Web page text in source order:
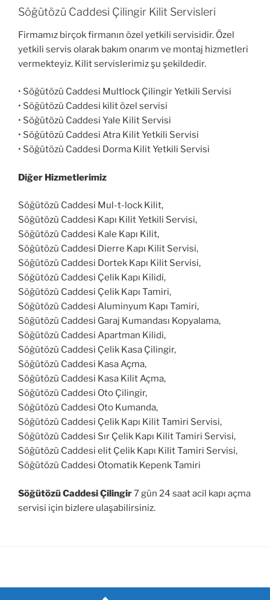
Söğütözü Caddesi Çilingir Kilit Servisleri
Firmamız birçok firmanın özel yetkili servisidir. Özel
yetkili servis olarak bakım onarım ve montaj hizmetleri
vermekteyiz. Kilit servislerimiz şu şekildedir.
• Söğütözü Caddesi Multlock Çilingir Yetkili Servisi
• Söğütözü Caddesi kilit özel servisi
• Söğütözü Caddesi Yale Kilit Servisi
• Söğütözü Caddesi Atra Kilit Yetkili Servisi
• Söğütözü Caddesi Dorma Kilit Yetkili Servisi
Diğer Hizmetlerimiz
Söğütözü Caddesi Mul-t-lock Kilit,
Söğütözü Caddesi Kapı Kilit Yetkili Servisi,
Söğütözü Caddesi Kale Kapı Kilit,
Söğütözü Caddesi Dierre Kapı Kilit Servisi,
Söğütözü Caddesi Dortek Kapı Kilit Servisi,
Söğütözü Caddesi Çelik Kapı Kilidi,
Söğütözü Caddesi Çelik Kapı Tamiri,
Söğütözü Caddesi Aluminyum Kapı Tamiri,
Söğütözü Caddesi Garaj Kumandası Kopyalama,
Söğütözü Caddesi Apartman Kilidi,
Söğütözü Caddesi Çelik Kasa Çilingir,
Söğütözü Caddesi Kasa Açma,
Söğütözü Caddesi Kasa Kilit Açma,
Söğütözü Caddesi Oto Çilingir,
Söğütözü Caddesi Oto Kumanda,
Söğütözü Caddesi Çelik Kapı Kilit Tamiri Servisi,
Söğütözü Caddesi Sır Çelik Kapı Kilit Tamiri Servisi,
Söğütözü Caddesi elit Çelik Kapı Kilit Tamiri Servisi,
Söğütözü Caddesi Otomatik Kepenk Tamiri
Söğütözü Caddesi Çilingir7 gün 24 saat acil kapı açma
servisi için bizlere ulaşabilirsiniz.